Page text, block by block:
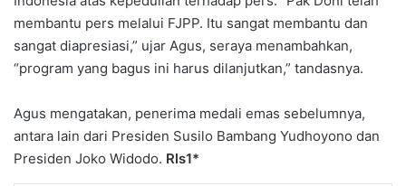
membantu pers melalui FJPP. Itu sangat membantu dan
sangat diapresiasi,” ujar Agus, seraya menambahkan,
“program yang bagus ini harus dilanjutkan,” tandasnya.
Agus mengatakan, penerima medali emas sebelumnya,
antara lain dari Presiden Susilo Bambang Yudhoyono dan
Presiden Joko Widodo. Rls1*